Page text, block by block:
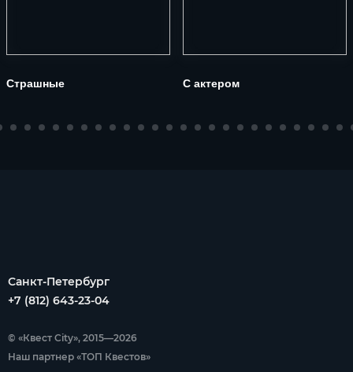
Страшные С актером
Санкт-Петербург
+7 (812) 643-23-04
© «Квест City», 2015—2026
Наш партнер «ТОП Квестов»